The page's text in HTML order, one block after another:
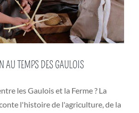
AU TEMPS DES GAULOIS
les Gaulois et la Ferme ? La
l'histoire de l'agriculture, de la